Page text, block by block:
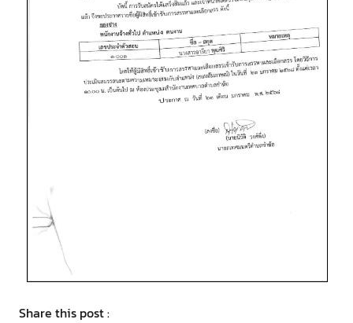
Share this post :